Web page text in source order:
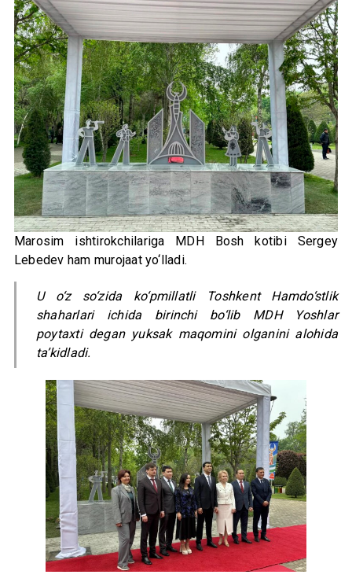
Marosim ishtirokchilariga MDH Bosh kotibi Sergey
Lebedev ham murojaat yo‘lladi.
U o‘z so‘zida ko‘pmillatli Toshkent Hamdo‘stlik
shaharlari ichida birinchi bo‘lib MDH Yoshlar
poytaxti degan yuksak maqomini olganini alohida
ta’kidladi.